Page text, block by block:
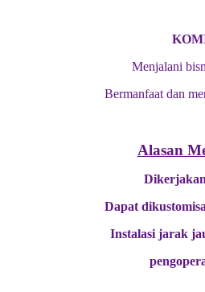
Menjalani
Bermanfaat dan
Alasan
Dapat
Instalasi jarak